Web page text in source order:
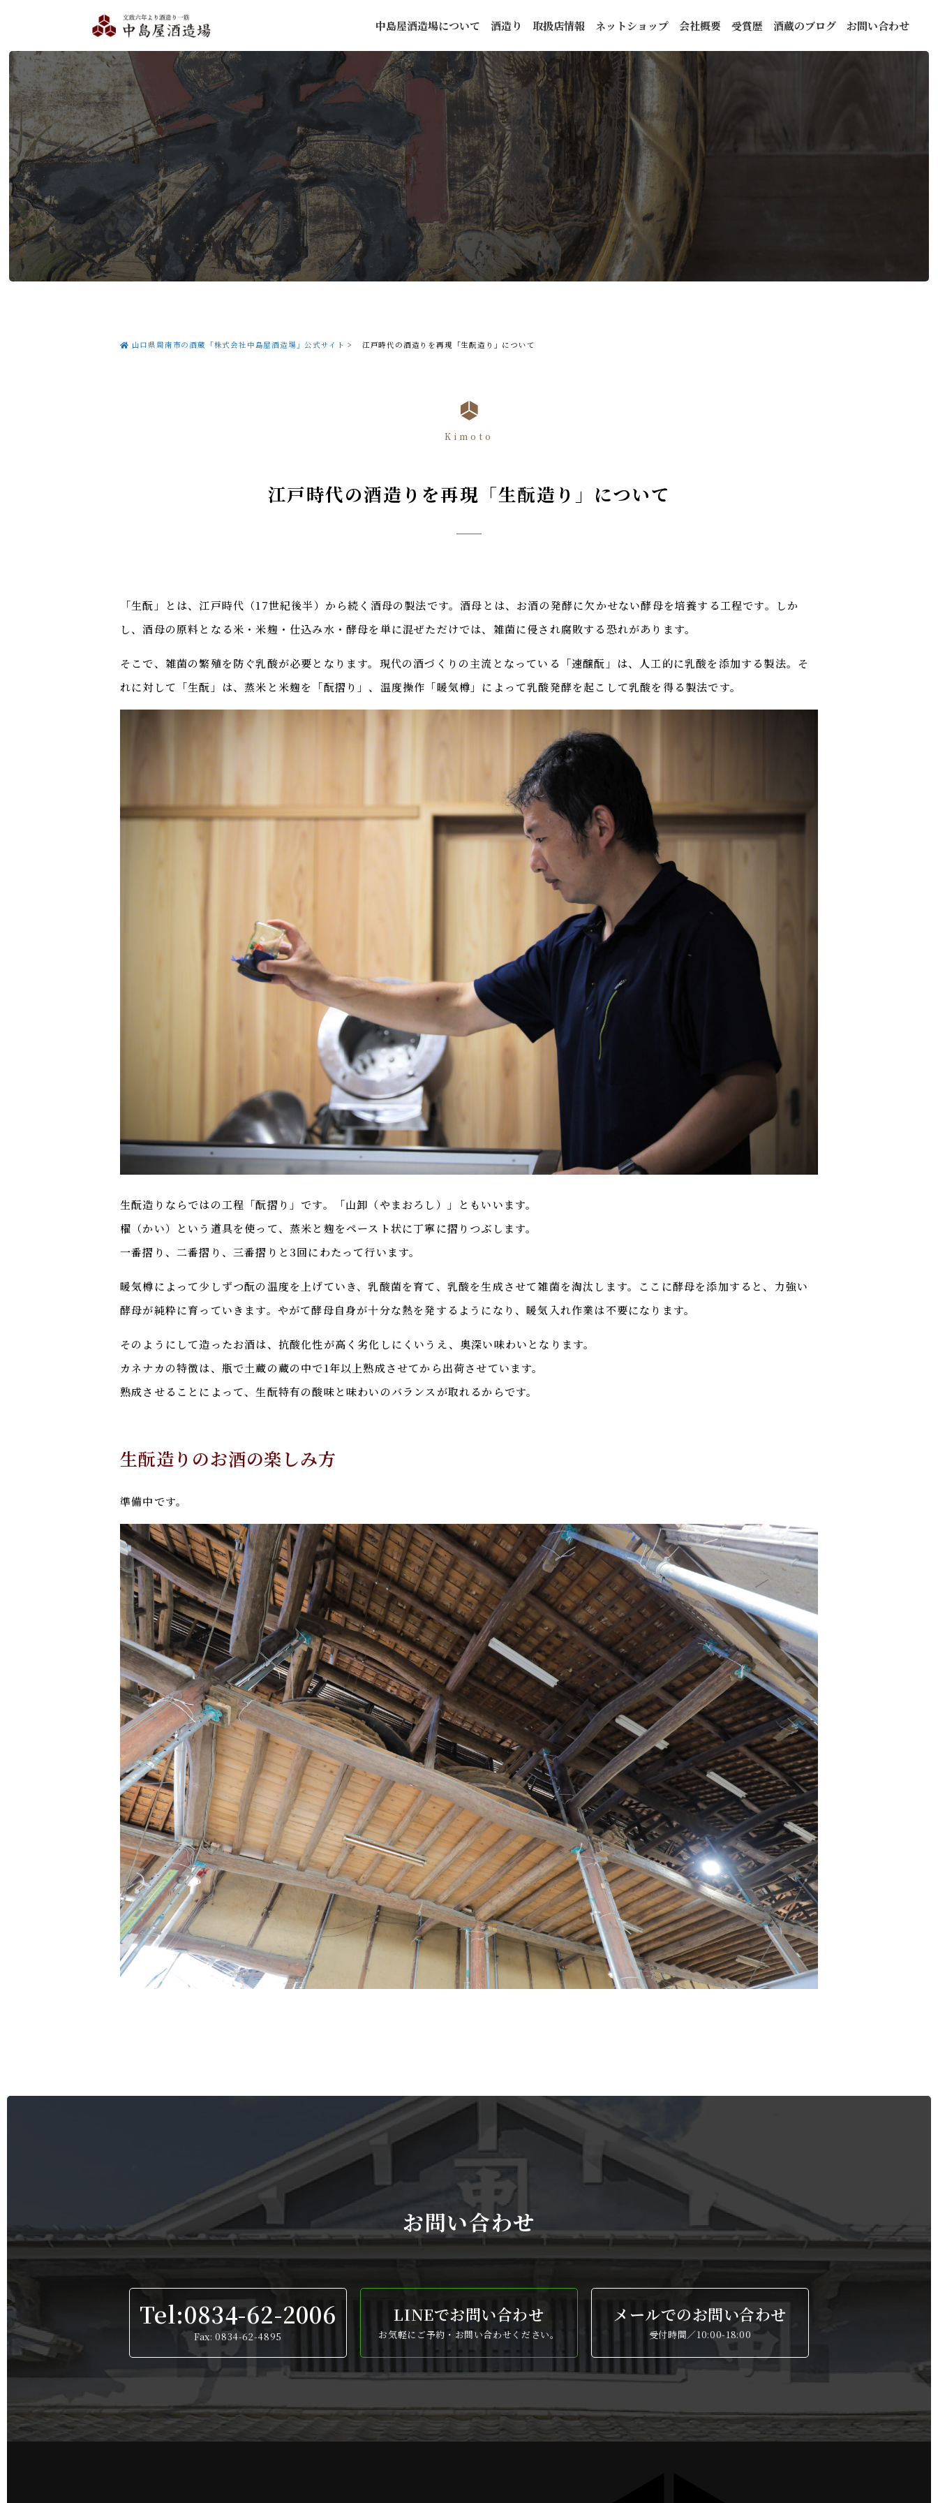
中島屋酒造場について 酒造り 取扱店情報 ネットショップ 会社概要 受賞歴 酒蔵のブログ お問い合わせ
山口県周南市の酒蔵「株式会社中島屋酒造場」公式サイト > 江戸時代の酒造りを再現「生酛造り」について
Kimoto
江戸時代の酒造りを再現「生酛造り」について
「生酛」とは、江戸時代（17世紀後半）から続く酒母の製法です。酒母とは、お酒の発酵に欠かせない酵母を培養する工程です。しか
し、酒母の原料となる米・米麹・仕込み水・酵母を単に混ぜただけでは、雑菌に侵され腐敗する恐れがあります。
そこで、雑菌の繁殖を防ぐ乳酸が必要となります。現代の酒づくりの主流となっている「速醸酛」は、人工的に乳酸を添加する製法。そ
れに対して「生酛」は、蒸米と米麹を「酛摺り」、温度操作「暖気樽」によって乳酸発酵を起こして乳酸を得る製法です。
生酛造りならではの工程「酛摺り」です。「山卸（やまおろし）」ともいいます。
櫂（かい）という道具を使って、蒸米と麹をペースト状に丁寧に摺りつぶします。
一番摺り、二番摺り、三番摺りと3回にわたって行います。
暖気樽によって少しずつ酛の温度を上げていき、乳酸菌を育て、乳酸を生成させて雑菌を淘汰します。ここに酵母を添加すると、力強い
酵母が純粋に育っていきます。やがて酵母自身が十分な熱を発するようになり、暖気入れ作業は不要になります。
そのようにして造ったお酒は、抗酸化性が高く劣化しにくいうえ、奥深い味わいとなります。
カネナカの特徴は、瓶で土蔵の蔵の中で1年以上熟成させてから出荷させています。
熟成させることによって、生酛特有の酸味と味わいのバランスが取れるからです。
生酛造りのお酒の楽しみ方
準備中です。
お問い合わせ
Tel:0834-62-2006
Fax: 0834-62-4895
LINEでお問い合わせ
お気軽にご予約・お問い合わせください。
メールでのお問い合わせ
受付時間／10:00-18:00